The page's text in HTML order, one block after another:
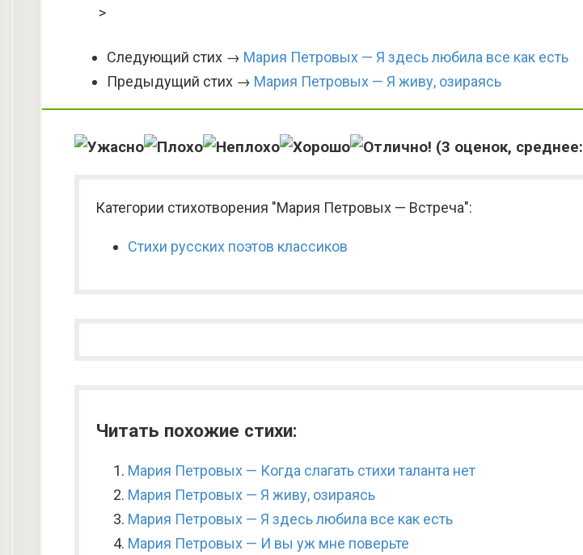
>
Следующий стих → Мария Петровых — Я здесь любила все как есть
Предыдущий стих → Мария Петровых — Я живу, озираясь
(3 оценок, среднее:
Категории стихотворения "Мария Петровых — Встреча":
Стихи русских поэтов классиков
Читать похожие стихи:
Мария Петровых — Когда слагать стихи таланта нет
Мария Петровых — Я живу, озираясь
Мария Петровых — Я здесь любила все как есть
Мария Петровых — И вы уж мне поверьте